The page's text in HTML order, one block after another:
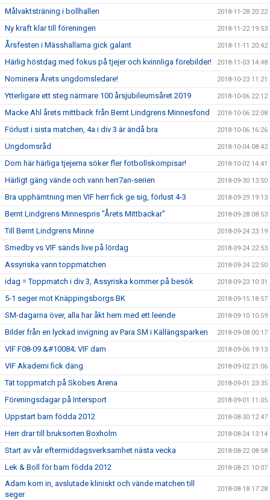
Målvaktsträning i bollhallen 2018-11-28 20:22
Ny kraft klar till föreningen 2018-11-22 19:53
Årsfesten i Mässhallarna gick galant 2018-11-11 20:42
Härlig höstdag med fokus på tjejer och kvinnliga förebilder! 2018-11-03 14:48
Nominera Årets ungdomsledare! 2018-10-23 11:21
Ytterligare ett steg närmare 100 årsjubileumsåret 2019 2018-10-06 22:12
Macke Ahl årets mittback från Bernt Lindgrens Minnesfond 2018-10-06 22:08
Förlust i sista matchen, 4a i div 3 är ändå bra 2018-10-06 16:26
Ungdomsråd 2018-10-04 08:42
Dom här härliga tjejerna söker fler fotbollskompisar! 2018-10-02 14:41
Härligt gäng vände och vann herr7an-serien 2018-09-30 13:50
Bra upphämtning men VIF herr fick ge sig, förlust 4-3 2018-09-29 19:13
Bernt Lindgrens Minnespris "Årets Mittbackar" 2018-09-28 08:53
Till Bernt Lindgrens Minne 2018-09-24 23:19
Smedby vs VIF sänds live på lördag 2018-09-24 22:53
Assyriska vann toppmatchen 2018-09-24 22:50
idag = Toppmatch i div 3, Assyriska kommer på besök 2018-09-23 10:31
5-1 seger mot Knäppingsborgs BK 2018-09-15 18:57
SM-dagarna över, alla har åkt hem med ett leende 2018-09-10 10:59
Bilder från en lyckad invigning av Para SM i Källängsparken 2018-09-08 00:17
VIF F08-09 &#10084; VIF dam 2018-09-06 19:13
VIF Akademi fick däng 2018-09-02 21:06
Tät toppmatch på Skobes Arena 2018-09-01 23:35
Föreningsdagar på Intersport 2018-09-01 11:05
Uppstart barn födda 2012 2018-08-30 12:47
Herr drar till bruksorten Boxholm 2018-08-24 13:14
Start av vår eftermiddagsverksamhet nästa vecka 2018-08-22 08:58
Lek & Boll för barn födda 2012 2018-08-21 10:07
Adam kom in, avslutade kliniskt och vände matchen till
seger
2018-08-18 17:28